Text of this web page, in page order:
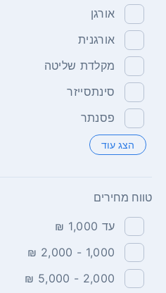
אורגן
אורגנית
מקלדת שליטה
סינתסייזר
פסנתר
הצג עוד
טווח מחירים
עד 1,000 ₪
1,000 - 2,000 ₪
2,000 - 5,000 ₪